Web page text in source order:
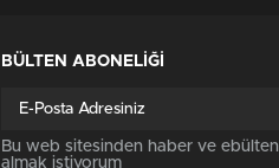
BÜLTEN ABONELİĞİ
Bu web sitesinden haber ve ebülten
almak istiyorum